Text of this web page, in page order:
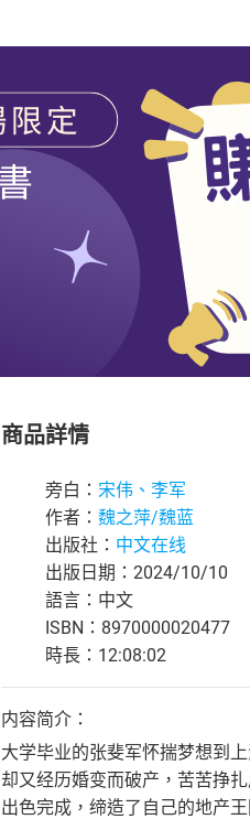
商品詳情
旁白： 宋伟、李军
作者： 魏之萍/魏蓝
出版社： 中文在线
出版日期：2024/10/10
語言：中文
ISBN：8970000020477
時長：12:08:02
内容简介：
大学毕业的张斐军怀揣梦想到
却又经历婚变而破产，苦苦挣
出色完成，缔造了自己的地产